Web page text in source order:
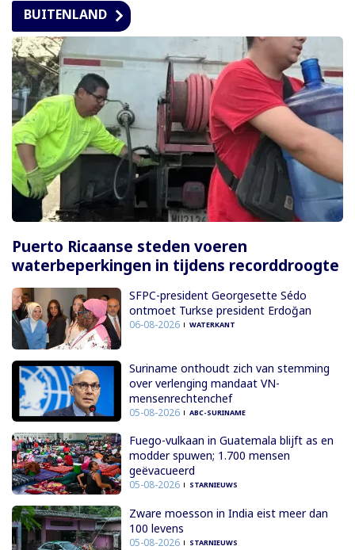
BUITENLAND
Puerto Ricaanse steden voeren
waterbeperkingen in tijdens recorddroogte
SFPC-president Georgesette Sédo
ontmoet Turkse president Erdoğan
06-08-2026 WATERKANT
Suriname onthoudt zich van stemming
over verlenging mandaat VN-
mensenrechtenchef
05-08-2026 ABC-SURINAME
Fuego-vulkaan in Guatemala blijft as en
modder spuwen; 1.700 mensen
geëvacueerd
05-08-2026 STARNIEUWS
Zware moesson in India eist meer dan
100 levens
05-08-2026 STARNIEUWS